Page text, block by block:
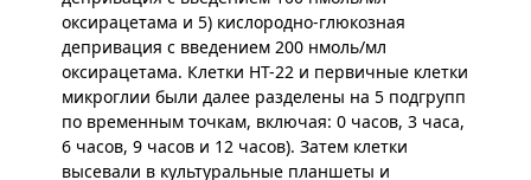
оксирацетама и 5) кислородно-глюкозная
депривация с введением 200 нмоль/мл
оксирацетама. Клетки HT-22 и первичные клетки
микроглии были далее разделены на 5 подгрупп
по временным точкам, включая: 0 часов, 3 часа,
6 часов, 9 часов и 12 часов). Затем клетки
высевали в культуральные планшеты и